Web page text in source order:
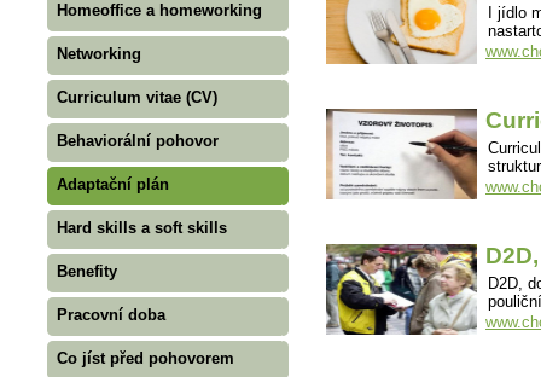
Homeoffice a homeworking
Networking
Curriculum vitae (CV)
Behaviorální pohovor
Adaptační plán
Hard skills a soft skills
Benefity
Pracovní doba
Co jíst před pohovorem
I jídlo
D2D,